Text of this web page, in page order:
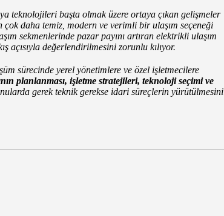
teknolojileri başta olmak üzere ortaya çıkan gelişmeler
çok daha temiz, modern ve verimli bir ulaşım seçeneği
sekmenlerinde pazar payını artıran elektrikli ulaşım
açısıyla değerlendirilmesini zorunlu kılıyor.
sürecinde yerel yönetimlere ve özel işletmecilere
planlanması, işletme stratejileri, teknoloji seçimi ve
gerek teknik gerekse idari süreçlerin yürütülmesini